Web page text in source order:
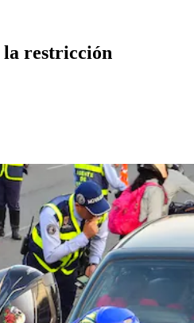
la restricción